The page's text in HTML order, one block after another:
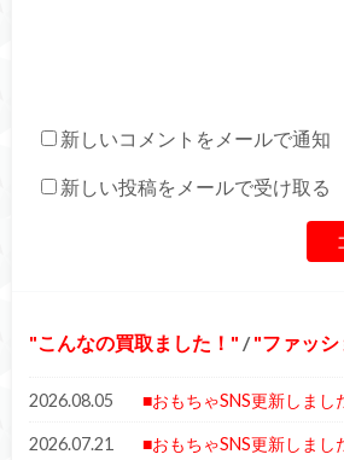
新しいコメントをメールで通知
新しい投稿をメールで受け取る
こんなの買取ました！ / ファッシ
2026.08.05 ■おもちゃSNS更新しまし
2026.07.21 ■おもちゃSNS更新しまし